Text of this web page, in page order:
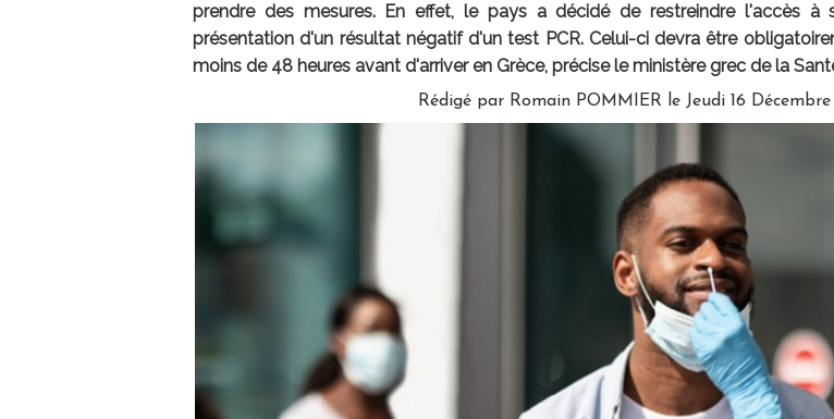
prendre des mesures. En effet, le pays a décidé de restreindre l'accès à
présentation d'un résultat négatif d'un test PCR. Celui-ci devra être
moins de 48 heures avant d'arriver en Grèce, précise le ministère grec de la
Rédigé par Romain POMMIER le Jeudi 16 Décembre